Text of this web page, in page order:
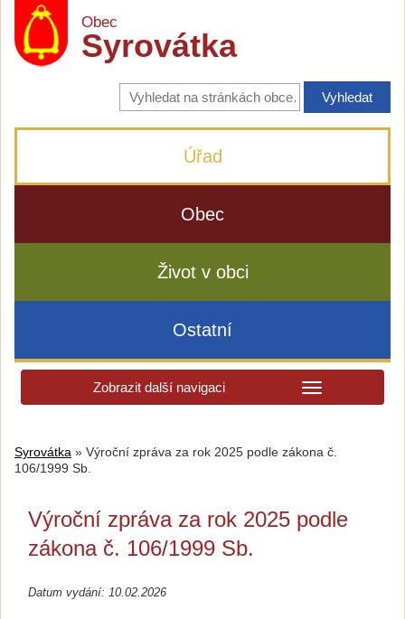
Obec
Syrovátka
Vyhledávání
na
stránkách
Úřad
Obec
Život v obci
Ostatní
Zobrazit další navigaci
Syrovátka » Výroční zpráva za rok 2025 podle zákona č.
106/1999 Sb.
Výroční zpráva za rok 2025 podle
zákona č. 106/1999 Sb.
Datum vydání: 10.02.2026